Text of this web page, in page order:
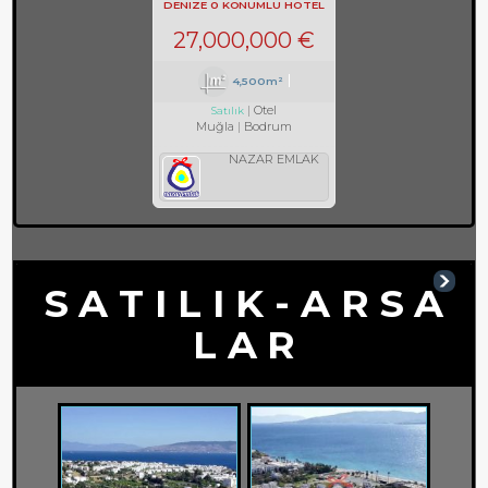
DENIZE 0 KONUMLU HOTEL
27,000,000 €
4,500m²
Satılık
Otel
Muğla
Bodrum
NAZAR EMLAK
S A T I L I K - A R S A
L A R